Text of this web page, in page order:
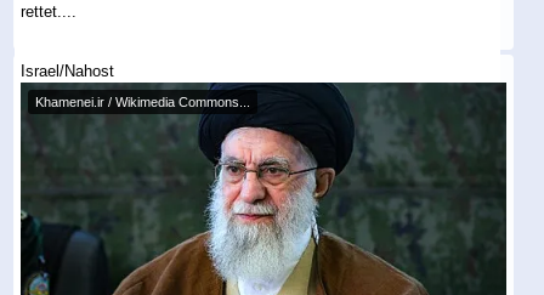
rettet....
Israel/Nahost
Khamenei.ir / Wikimedia Commons...